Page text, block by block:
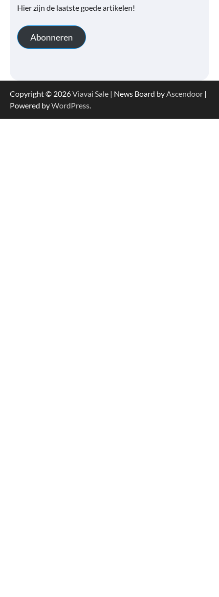
Hier zijn de laatste goede artikelen!
Abonneren
Copyright © 2026Viavai Sale | News Board byAscendoor |
Powered byWordPress.